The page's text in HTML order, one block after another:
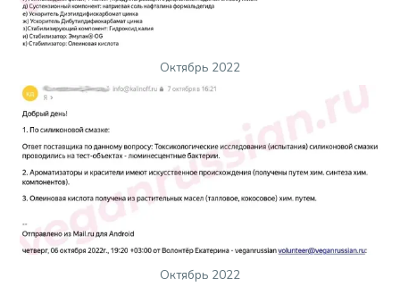
Октябрь 2022
Октябрь 2022